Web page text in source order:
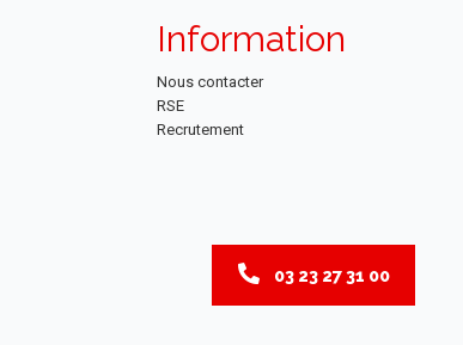
Information
Nous contacter
RSE
Recrutement
03 23 27 31 00